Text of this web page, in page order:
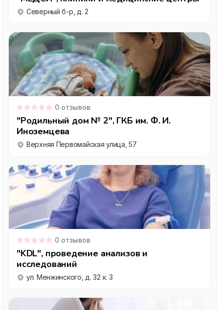
Северный б-р, д. 2
0 отзывов
"Родильный дом № 2", ГКБ им. Ф. И.
Иноземцева
Верхняя Первомайская улица, 57
0 отзывов
"KDL", проведение анализов и
исследований
ул. Менжинского, д. 32 к. 3